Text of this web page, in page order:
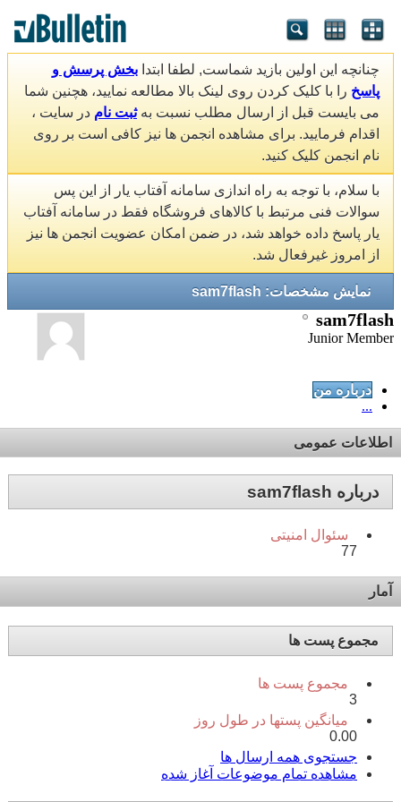
چنانچه این اولین بازید شماست, لطفا ابتدا بخش پرسش و
پاسخ را با کلیک کردن روی لینک بالا مطالعه نمایید، هچنین شما
می بایست قبل از ارسال مطلب نسبت بهثبت نام در سایت ،
اقدام فرمایید. برای مشاهده انجمن ها نیز کافی است بر روی
نام انجمن کلیک کنید.
با سلام، با توجه به راه اندازی سامانه آفتاب یار از این پس
سوالات فنی مرتبط با کالاهای فروشگاه فقط در سامانه آفتاب
یار پاسخ داده خواهد شد، در ضمن امکان عضویت انجمن ها نیز
از امروز غیرفعال شد.
نمایش مشخصات: sam7flash
sam7flash
Junior Member
درباره من
...
اطلاعات عمومی
درباره sam7flash
سئوال امنیتی
77
آمار
مجموع پست ها
مجموع پست ها
3
میانگین پستها در طول روز
0.00
جستجوی همه ارسال ها
مشاهده تمام موضوعات آغاز شده